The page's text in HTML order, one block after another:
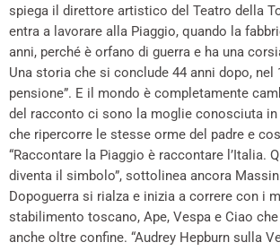
spiega il direttore artistico del Teatro della
entra a lavorare alla Piaggio, quando la
anni, perché è orfano di guerra e ha una
Una storia che si conclude 44 anni dopo, nel
pensione”. E il mondo è completamente
del racconto ci sono la moglie conosciuta
che ripercorre le stesse orme del padre e
“Raccontare la Piaggio è raccontare l’Italia.
diventa il simbolo”, sottolinea ancora
Dopoguerra si rialza e inizia a correre con i
stabilimento toscano, Ape, Vespa e Ciao
anche oltre confine. “Audrey Hepburn sulla